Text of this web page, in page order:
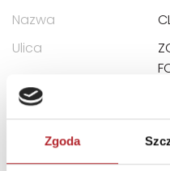
Zgoda
Nazwa
Ulica
Kod pocztowy
Miasto